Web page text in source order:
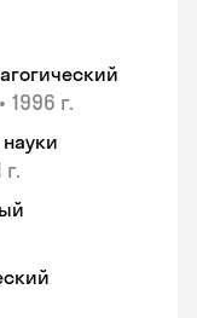
• 1996 г.
г.